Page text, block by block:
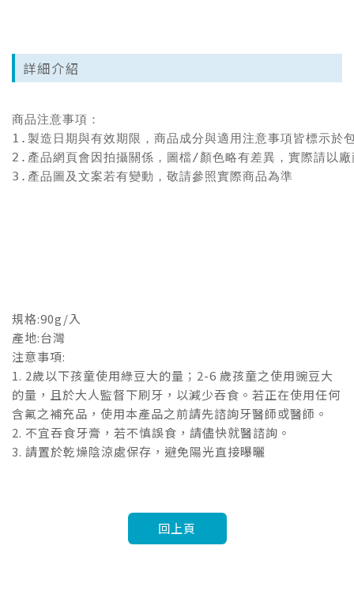
詳細介紹
商品注意事項：
1.製造日期與有效期限，商品成分與適用注意事項皆標示於
2.產品網頁會因拍攝關係，圖檔/顏色略有差異，實際請以
3.產品圖及文案若有變動，敬請參照實際商品為準
規格:90g/入
產地:台灣
注意事項:
1. 2歲以下孩童使用綠豆大的量；2-6 歲孩童之使用豌豆大
的量，且於大人監督下刷牙，以減少吞食。若正在使用任何
含氟之補充品，使用本產品之前請先諮詢牙醫師或醫師。
2. 不宜吞食牙膏，若不慎誤食，請儘快就醫諮詢。
3. 請置於乾燥陰涼處保存，避免陽光直接曝曬
回上頁